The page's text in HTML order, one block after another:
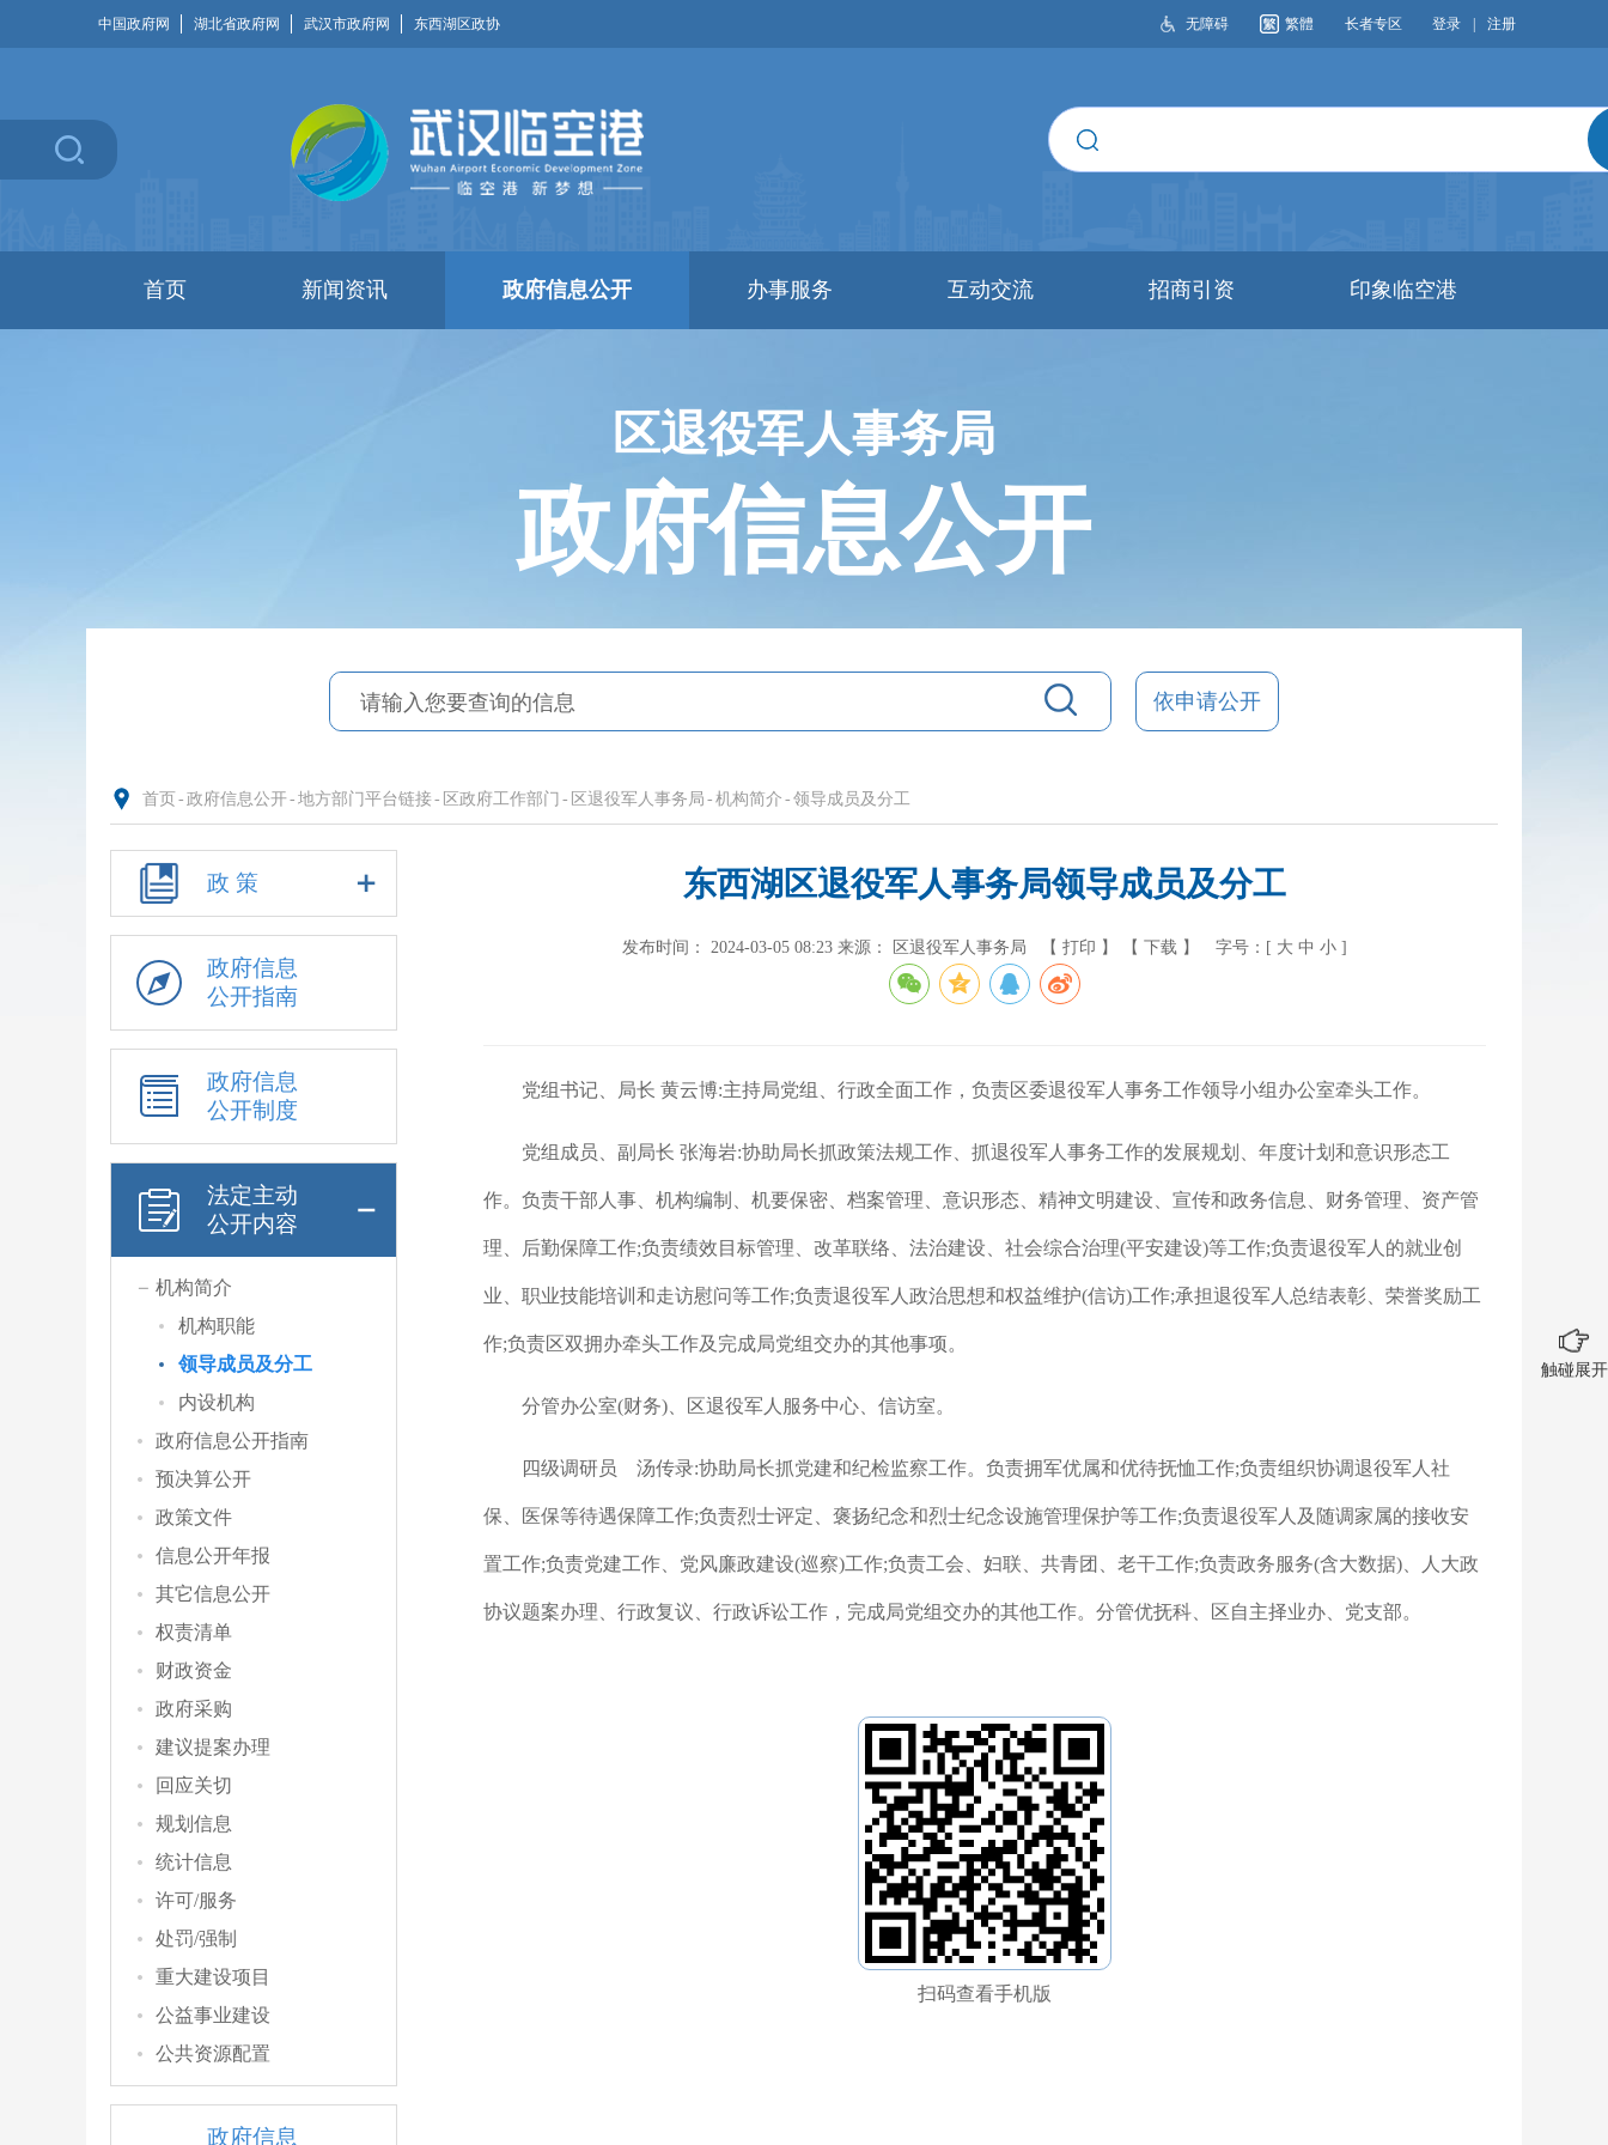
中国政府网 湖北省政府网 武汉市政府网 东西湖区政协 无障碍 繁體 长者专区 登录 注册
首页 新闻资讯 政府信息公开 办事服务 互动交流 招商引资 印象临空港
区退役军人事务局
政府信息公开
依申请公开
首页 - 政府信息公开- 地方部门平台链接- 区政府工作部门 - 区退役军人事务局 - 机构简介 - 领导成员及分工
政 策
政府信息
公开指南
政府信息
公开制度
法定主动
公开内容
机构简介
机构职能
领导成员及分工
内设机构
政府信息公开指南
预决算公开
政策文件
信息公开年报
其它信息公开
权责清单
财政资金
政府采购
建议提案办理
回应关切
规划信息
统计信息
许可/服务
处罚/强制
重大建设项目
公益事业建设
公共资源配置
政府信息
东西湖区退役军人事务局领导成员及分工
发布时间： 2024-03-05 08:23 来源： 区退役军人事务局 【 打印 】 【 下载 】 字号：[ 大 中 小 ]
党组书记、局长 黄云博:主持局党组、行政全面工作，负责区委退役军人事务工作领导小组办公室牵头工作。
党组成员、副局长 张海岩:协助局长抓政策法规工作、抓退役军人事务工作的发展规划、年度计划和意识形态工
作。负责干部人事、机构编制、机要保密、档案管理、意识形态、精神文明建设、宣传和政务信息、财务管理、资产管
理、后勤保障工作;负责绩效目标管理、改革联络、法治建设、社会综合治理(平安建设)等工作;负责退役军人的就业创
业、职业技能培训和走访慰问等工作;负责退役军人政治思想和权益维护(信访)工作;承担退役军人总结表彰、荣誉奖励工
作;负责区双拥办牵头工作及完成局党组交办的其他事项。
分管办公室(财务)、区退役军人服务中心、信访室。
四级调研员 汤传录:协助局长抓党建和纪检监察工作。负责拥军优属和优待抚恤工作;负责组织协调退役军人社
保、医保等待遇保障工作;负责烈士评定、褒扬纪念和烈士纪念设施管理保护等工作;负责退役军人及随调家属的接收安
置工作;负责党建工作、党风廉政建设(巡察)工作;负责工会、妇联、共青团、老干工作;负责政务服务(含大数据)、人大政
协议题案办理、行政复议、行政诉讼工作，完成局党组交办的其他工作。分管优抚科、区自主择业办、党支部。
扫码查看手机版
触碰展开